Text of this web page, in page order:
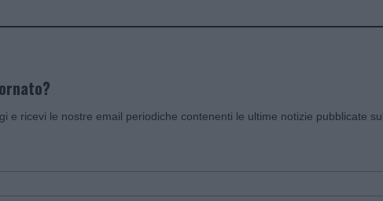
e ricevi le nostre email periodiche contenenti le ultime notizie pubblicate